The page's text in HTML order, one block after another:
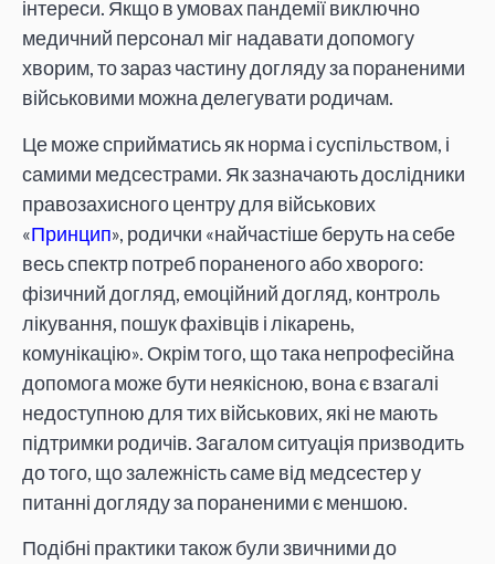
інтереси. Якщо в умовах пандемії виключно
медичний персонал міг надавати допомогу
хворим, то зараз частину догляду за пораненими
військовими можна делегувати родичам.
Це може сприйматись як норма і суспільством, і
самими медсестрами. Як зазначають дослідники
правозахисного центру для військових
«Принцип», родички «найчастіше беруть на себе
весь спектр потреб пораненого або хворого:
фізичний догляд, емоційний догляд, контроль
лікування, пошук фахівців і лікарень,
комунікацію». Окрім того, що така непрофесійна
допомога може бути неякісною, вона є взагалі
недоступною для тих військових, які не мають
підтримки родичів. Загалом ситуація призводить
до того, що залежність саме від медсестер у
питанні догляду за пораненими є меншою.
Подібні практики також були звичними до